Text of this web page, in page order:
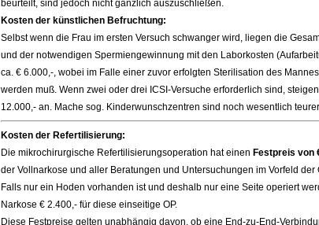
beurteilt, sind jedoch nicht gänzlich auszuschließen.
Kosten der künstlichen Befruchtung:
Selbst wenn die Frau im ersten Versuch schwanger wird, liegen die
und der notwendigen Spermiengewinnung mit den Laborkosten
ca. € 6.000,-, wobei im Falle einer zuvor erfolgten Sterilisation des
werden muß. Wenn zwei oder drei ICSI-Versuche erforderlich sind,
12.000,- an. Mache sog. Kinderwunschzentren sind noch wesentlich
Kosten der Refertilisierung:
Die mikrochirurgische Refertilisierungsoperation hat einen Festpreis von
der Vollnarkose und aller Beratungen und Untersuchungen im Vorfeld der
Falls nur ein Hoden vorhanden ist und deshalb nur eine Seite operiert
Narkose € 2.400,- für diese einseitige OP.
Diese Festpreise gelten unabhängig davon, ob eine End-zu-End-